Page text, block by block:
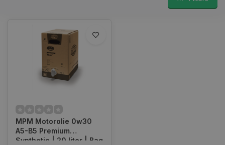
MPM Motorolie 0w30
A5-B5 Premium
Synthetic | 20 liter | Bag